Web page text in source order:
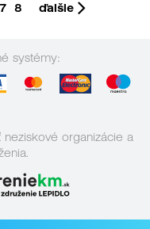
7 8 ďalšie
systémy:
organizácie a